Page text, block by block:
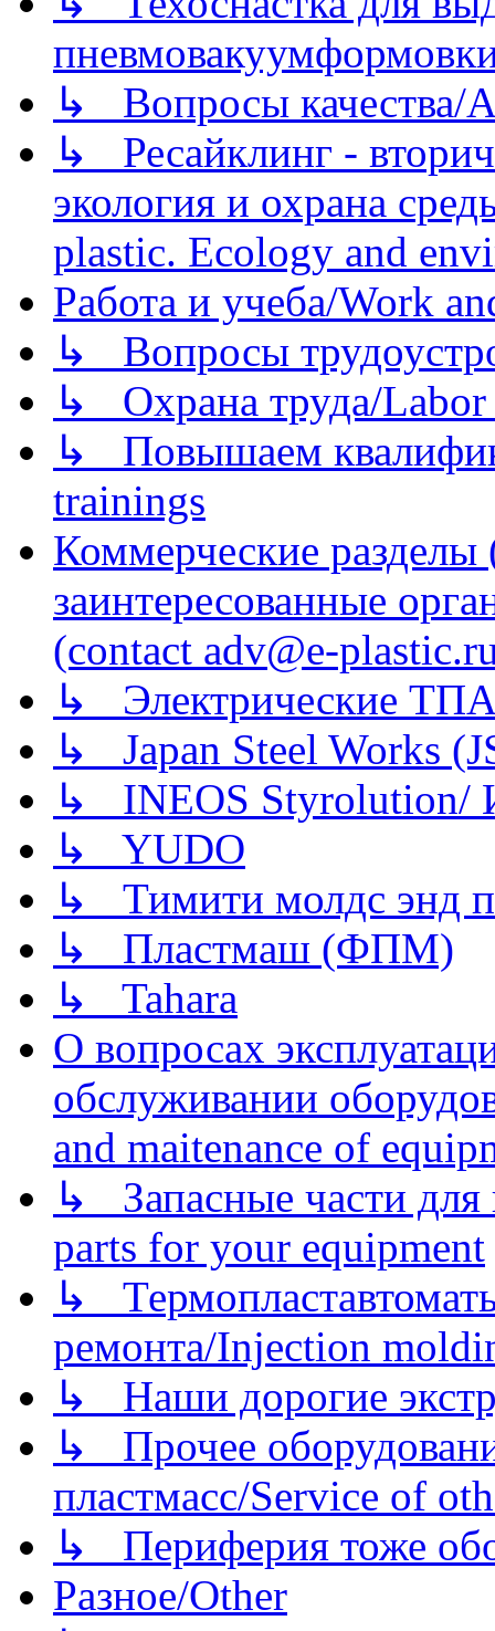
↳ Вопросы качества/
↳ Ресайклинг -
экология и охрана
plastic. Ecology and
Работа и учеба/Work
↳ Вопросы
↳ Охрана труда/Labor
↳ Повышаем
trainings
Коммерческие
заинтересованные
(contact adv@e-
↳ Электрические
↳ Japan Steel Works
↳ INEOS
↳ YUDO
↳ Тимити молдс энд
↳ Пластмаш (ФПМ)
↳ Tahara
О вопросах
обслуживании
and maitenance of
↳ Запасные части для
parts for your equipment
↳
ремонта/Injection
↳ Наши дорогие
↳ Прочее
пластмасс/Service of
↳ Периферия тоже
Разное/Other